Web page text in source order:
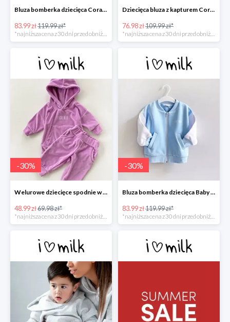
Bluza bomberka dziecięca Coral Blush -30%
83.99 zł119.99 zł*
*najniższa cena z 30 dni przed obniżką
Dziecięca bluza z kapturem Coral Blush -30%
76.98 zł109.99 zł*
*najniższa cena z 30 dni przed obniżką
-30%
Welurowe dziecięce spodnie w kolorze Lila -30%
48.99 zł69.98 zł*
-30%
Bluza bomberka dziecięca Baby Blue -30%
83.99 zł119.99 zł*